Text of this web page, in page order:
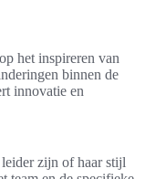
het inspireren van
binnen de
innovatie en
zijn of haar stijl